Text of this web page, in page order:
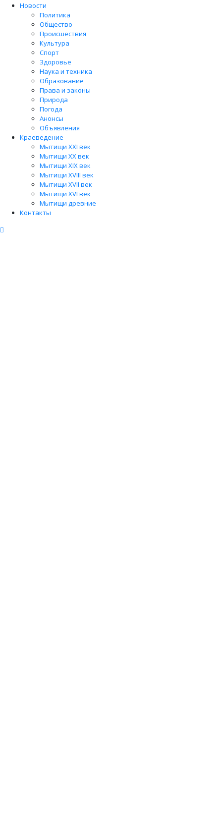
Новости
Политика
Общество
Происшествия
Культура
Спорт
Здоровье
Наука и техника
Образование
Права и законы
Природа
Погода
Анонсы
Объявления
Краеведение
Мытищи XXI век
Мытищи XX век
Мытищи XIX век
Мытищи XVIII век
Мытищи XVII век
Мытищи XVI век
Мытищи древние
Контакты